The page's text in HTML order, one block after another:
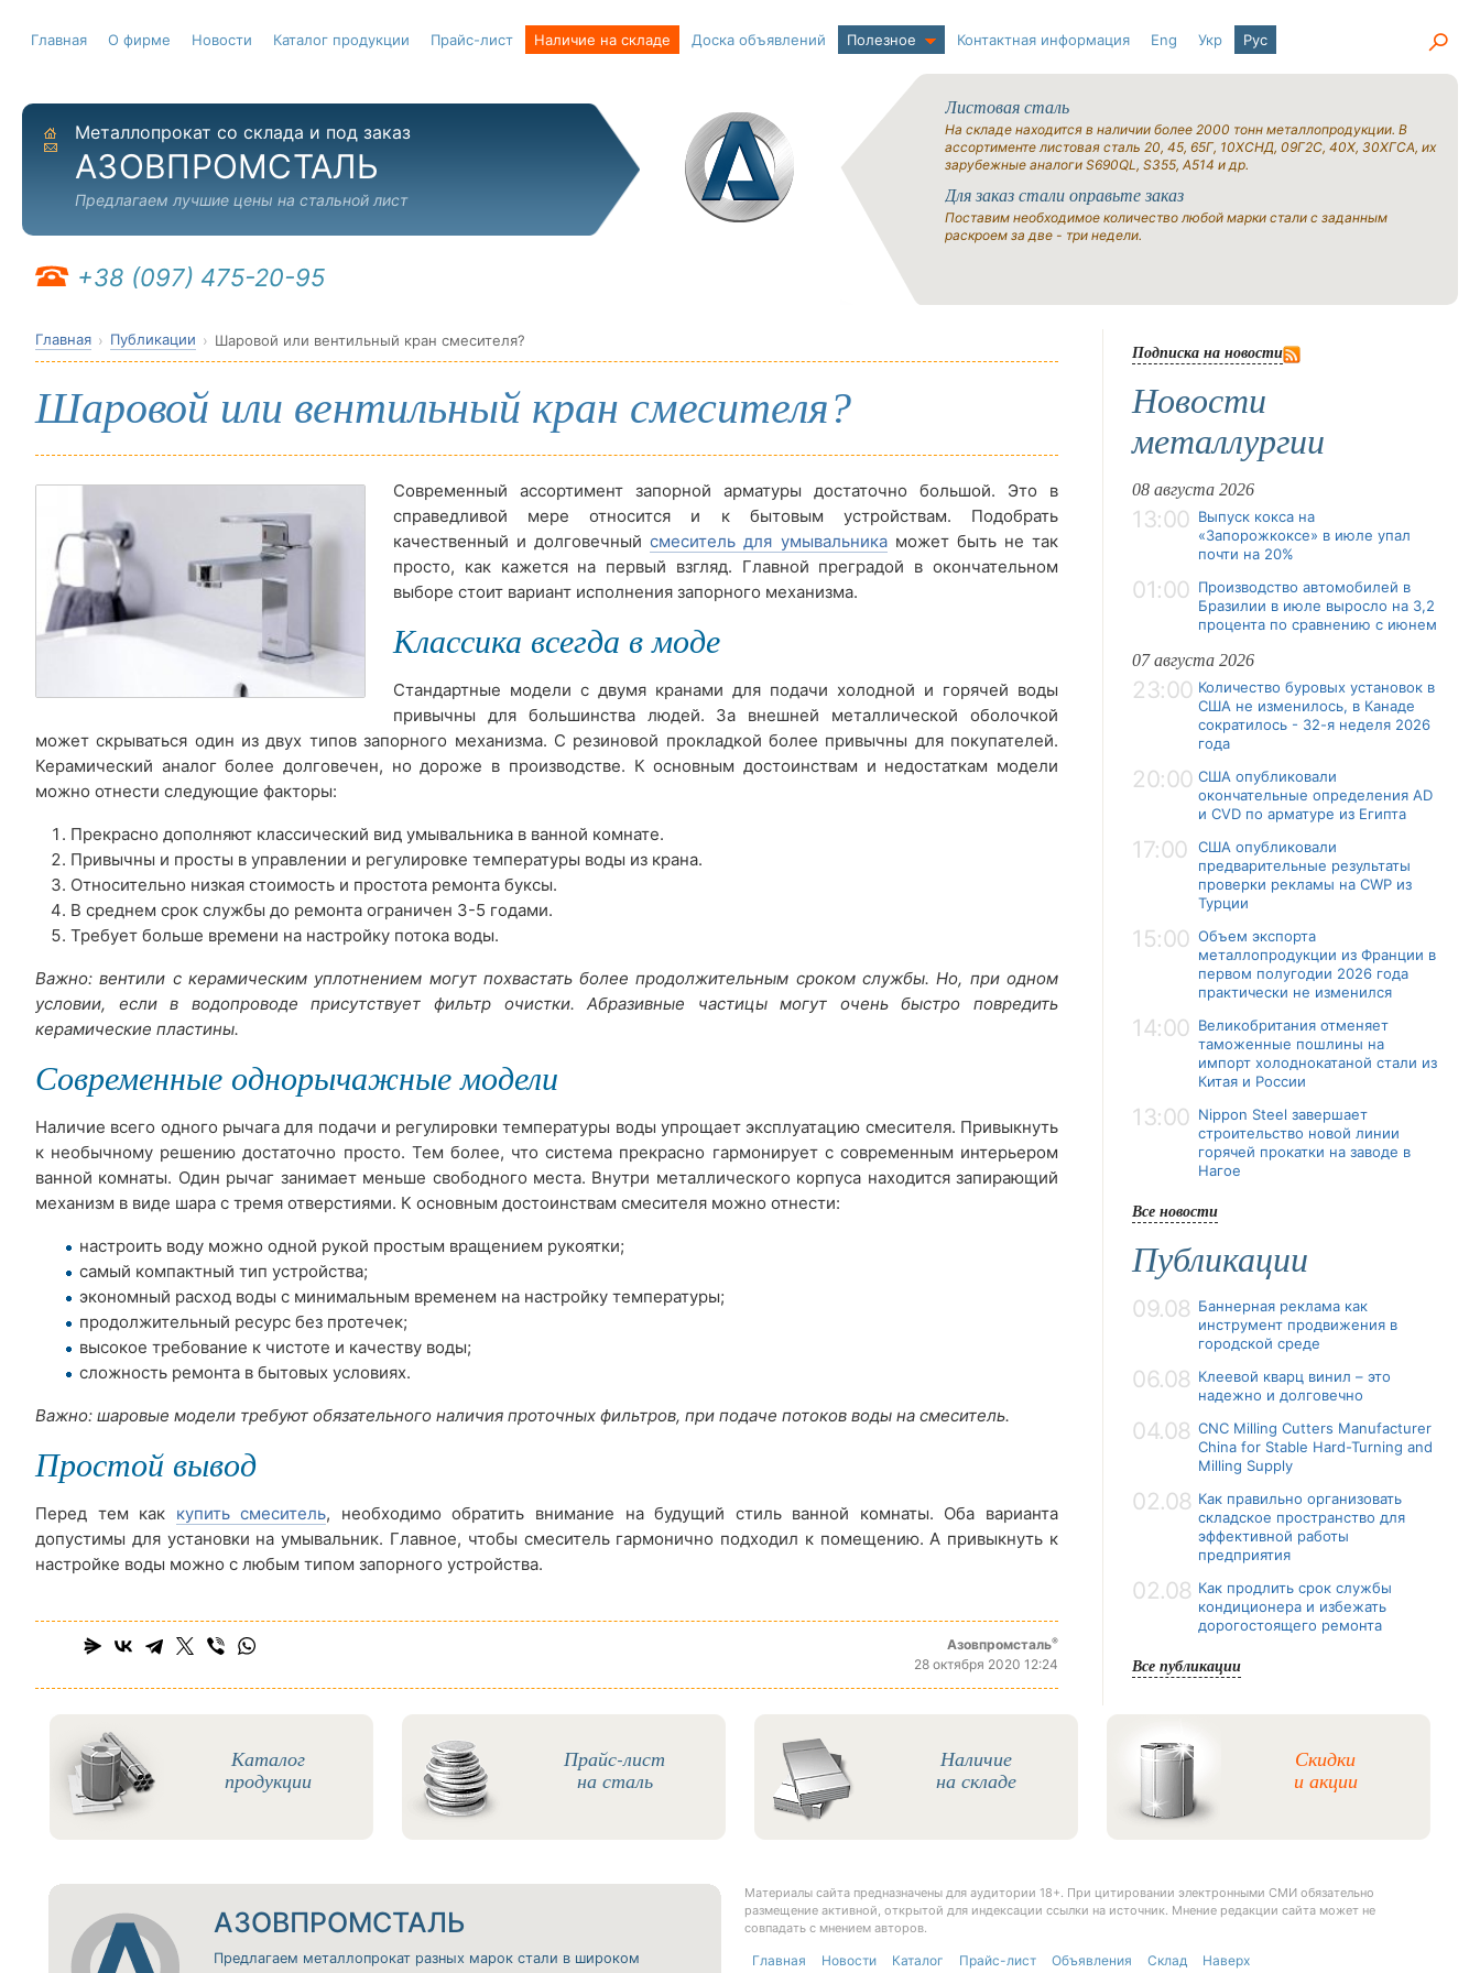
Главная О фирме Новости Каталог продукции Прайс-лист Наличие на складе Доска объявлений Полезное Контактная информация Eng Укр Рус
На главную
Отправить письмо
Металлопрокат со склада и под заказ
АЗОВПРОМСТАЛЬ
Предлагаем лучшие цены на стальной лист
+38 (097) 475-20-95
Листовая сталь
На складе находится в наличии более 2000 тонн металлопродукции. В
ассортименте листовая сталь 20, 45, 65Г, 10ХСНД, 09Г2С, 40Х, 30ХГСА, их
зарубежные аналоги S690QL, S355, A514 и др.
Для заказ стали оправьте заказ
Поставим необходимое количество любой марки стали с заданным
раскроем за две - три недели.
Главная Публикации Шаровой или вентильный кран смесителя?
Шаровой или вентильный кран смесителя?
Современный ассортимент запорной арматуры достаточно большой. Это в
справедливой мере относится и к бытовым устройствам. Подобрать
качественный и долговечныйсмеситель для умывальникаможет быть не так
просто, как кажется на первый взгляд. Главной преградой в окончательном
выборе стоит вариант исполнения запорного механизма.
Классика всегда в моде
Стандартные модели с двумя кранами для подачи холодной и горячей воды
привычны для большинства людей. За внешней металлической оболочкой
может скрываться один из двух типов запорного механизма. С резиновой прокладкой более привычны для покупателей.
Керамический аналог более долговечен, но дороже в производстве. К основным достоинствам и недостаткам модели
можно отнести следующие факторы:
Прекрасно дополняют классический вид умывальника в ванной комнате.
Привычны и просты в управлении и регулировке температуры воды из крана.
Относительно низкая стоимость и простота ремонта буксы.
В среднем срок службы до ремонта ограничен 3-5 годами.
Требует больше времени на настройку потока воды.
Важно: вентили с керамическим уплотнением могут похвастать более продолжительным сроком службы. Но, при одном
условии, если в водопроводе присутствует фильтр очистки. Абразивные частицы могут очень быстро повредить
керамические пластины.
Современные однорычажные модели
Наличие всего одного рычага для подачи и регулировки температуры воды упрощает эксплуатацию смесителя. Привыкнуть
к необычному решению достаточно просто. Тем более, что система прекрасно гармонирует с современным интерьером
ванной комнаты. Один рычаг занимает меньше свободного места. Внутри металлического корпуса находится запирающий
механизм в виде шара с тремя отверстиями. К основным достоинствам смесителя можно отнести:
настроить воду можно одной рукой простым вращением рукоятки;
самый компактный тип устройства;
экономный расход воды с минимальным временем на настройку температуры;
продолжительный ресурс без протечек;
высокое требование к чистоте и качеству воды;
сложность ремонта в бытовых условиях.
Важно: шаровые модели требуют обязательного наличия проточных фильтров, при подаче потоков воды на смеситель.
Простой вывод
Перед тем как купить смеситель, необходимо обратить внимание на будущий стиль ванной комнаты. Оба варианта
допустимы для установки на умывальник. Главное, чтобы смеситель гармонично подходил к помещению. А привыкнуть к
настройке воды можно с любым типом запорного устройства.
Азовпромсталь®
28 октября 2020 12:24
Подписка на новости
Новости
металлургии
08 августа 2026
13:00 Выпуск кокса на
«Запорожкоксе» в июле упал
почти на 20%
01:00 Производство автомобилей в
Бразилии в июле выросло на 3,2
процента по сравнению с июнем
07 августа 2026
23:00 Количество буровых установок в
США не изменилось, в Канаде
сократилось - 32-я неделя 2026
года
20:00 США опубликовали
окончательные определения AD
и CVD по арматуре из Египта
17:00
США опубликовали
предварительные результаты
проверки рекламы на CWP из
Турции
15:00 Объем экспорта
металлопродукции из Франции в
первом полугодии 2026 года
практически не изменился
14:00 Великобритания отменяет
таможенные пошлины на
импорт холоднокатаной стали из
Китая и России
13:00 Nippon Steel завершает
строительство новой линии
горячей прокатки на заводе в
Нагое
Все новости
Публикации
09.08 Баннерная реклама как
инструмент продвижения в
городской среде
06.08 Клеевой кварц винил – это
надежно и долговечно
04.08 CNC Milling Cutters Manufacturer
China for Stable Hard-Turning and
Milling Supply
02.08 Как правильно организовать
складское пространство для
эффективной работы
предприятия
02.08 Как продлить срок службы
кондиционера и избежать
дорогостоящего ремонта
Все публикации
Каталог
продукции
Прайс-лист
на сталь
Наличие
на складе
Скидки
и акции
АЗОВПРОМСТАЛЬ
Предлагаем металлопрокат разных марок стали в широком
Материалы сайта предназначены для аудитории 18+. При цитировании электронными СМИ обязательно
размещение активной, открытой для индексации ссылки на источник. Мнение редакции сайта может не
совпадать с мнением авторов.
Главная Новости Каталог Прайс-лист Объявления Склад Наверх